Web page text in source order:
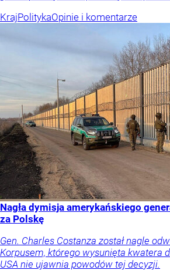
KrajPolitykaOpinie i komentarze
Nagła dymisja amerykańskiego
za Polskę
Gen. Charles Costanza został nagle
Korpusem, którego wysunięta kwatera
USA nie ujawnia powodów tej decyzji.